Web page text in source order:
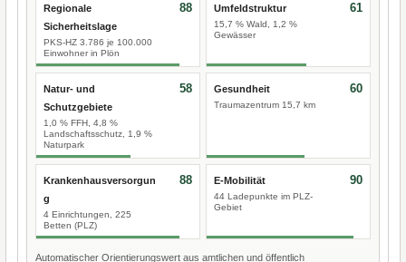
Regionale
Sicherheitslage
PKS-HZ 3.786 je 100.000
Einwohner in Plön
88 Umfeldstruktur
15,7 % Wald, 1,2 %
Gewässer
61
Natur- und
Schutzgebiete
1,0 % FFH, 4,8 %
Landschaftsschutz, 1,9 %
Naturpark
58 Gesundheit
Traumazentrum 15,7 km
60
Krankenhausversorgun
g
4 Einrichtungen, 225
Betten (PLZ)
88 E-Mobilität
44 Ladepunkte im PLZ-
Gebiet
90
Automatischer Orientierungswert aus amtlichen und öffentlich